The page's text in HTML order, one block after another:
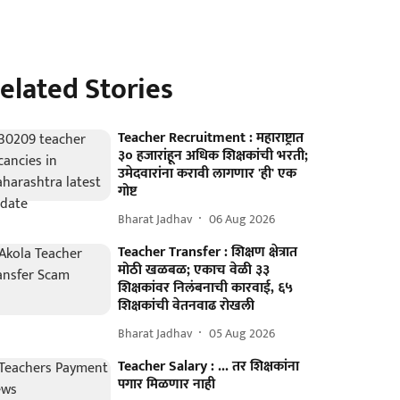
Stories
Teacher Recruitment : महाराष्ट्रात
३० हजारांहून अधिक शिक्षकांची भरती;
उमेदवारांना करावी लागणार 'ही' एक
गोष्ट
Bharat Jadhav 06 Aug 2026
Teacher Transfer : शिक्षण क्षेत्रात
मोठी खळबळ; एकाच वेळी ३३
शिक्षकांवर निलंबनाची कारवाई, ६५
शिक्षकांची वेतनवाढ रोखली
Bharat Jadhav 05 Aug 2026
Teacher Salary : ... तर शिक्षकांना
पगार मिळणार नाही